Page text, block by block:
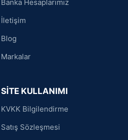
Banka Hesaplarımız
İletişim
Blog
Markalar
SİTE KULLANIMI
KVKK Bilgilendirme
Satış Sözleşmesi